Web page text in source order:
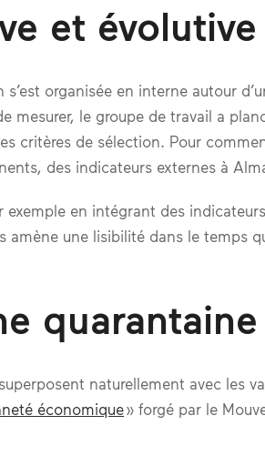
et évolutive
organisée en interne autour
mesurer, le groupe de travail a
critères de sélection. Pour
des indicateurs externes à
en intégrant des
amène une lisibilité dans le temps
naturellement avec les
économique» forgé par le